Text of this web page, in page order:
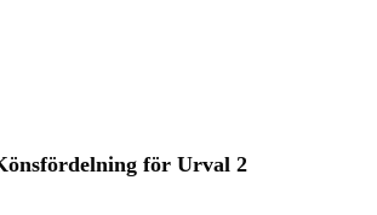
för Urval 2